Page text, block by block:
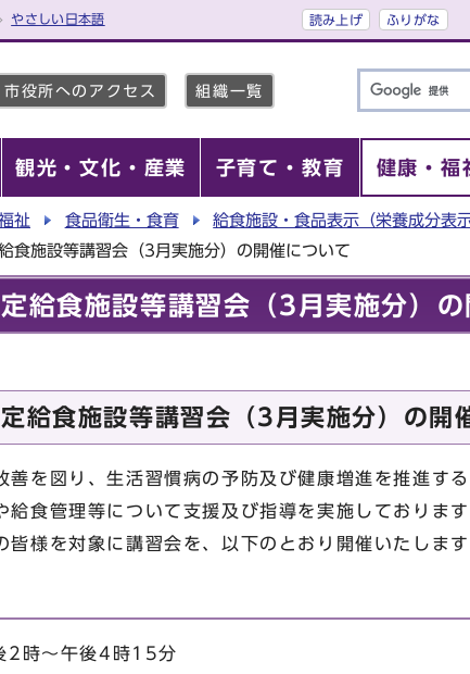
やさしい日本語 読み上げ ふりがな
市役所へのアクセス 組織一覧
観光・文化・産業 子育て・教育 健康・福
祉 食品衛生・食育
給食施設・食品表示（栄養成分表
施設等講習会（3月実施分）の開催について
給食施設等講習会（3月実施分）の
給食施設等講習会（3月実施分）の開
を図り、生活習慣病の予防及び健康増進を推進す
給食管理等について支援及び指導を実施しておりま
様を対象に講習会を、以下のとおり開催いたしま
時～午後4時15分